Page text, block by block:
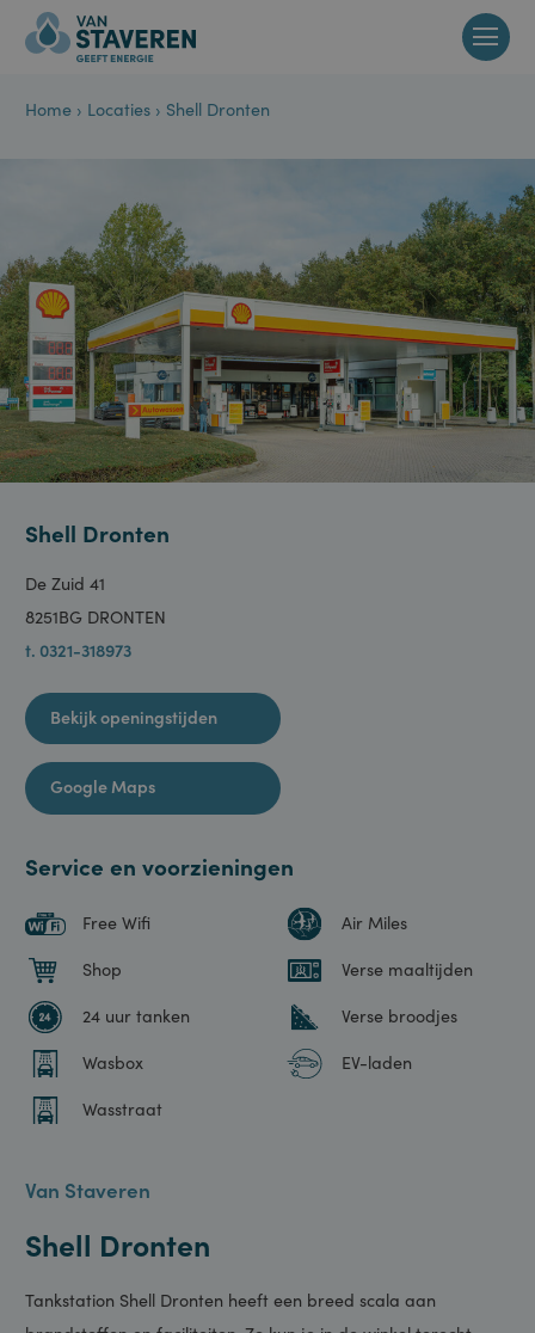
Home ›Locaties›Shell Dronten
De Zuid 41
8251BG DRONTEN
Service en voorzieningen
Free Wifi
Shop
24 uur tanken
Wasbox
Air Miles
Verse maaltijden
Verse broodjes
Van Staveren
Shell Dronten